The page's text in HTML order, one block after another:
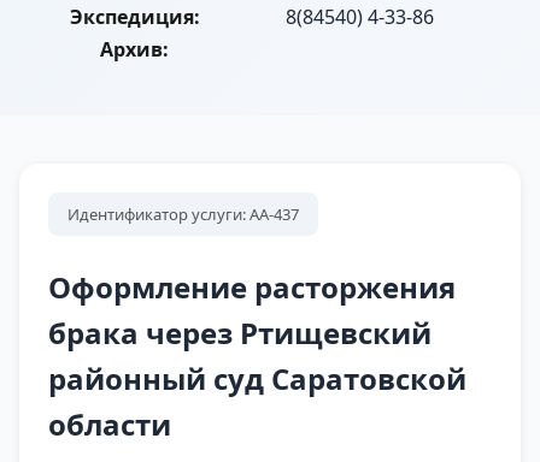
Экспедиция:
8(84540) 4-33-86
Архив:
Идентификатор услуги: АА-437
Оформление расторжения
брака через Ртищевский
районный суд Саратовской
области